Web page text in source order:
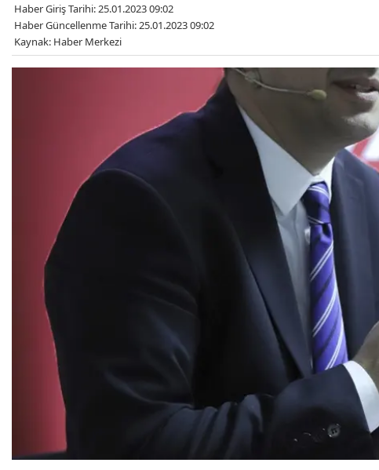
Haber Giriş Tarihi: 25.01.2023 09:02
Haber Güncellenme Tarihi: 25.01.2023 09:02
Kaynak: Haber Merkezi